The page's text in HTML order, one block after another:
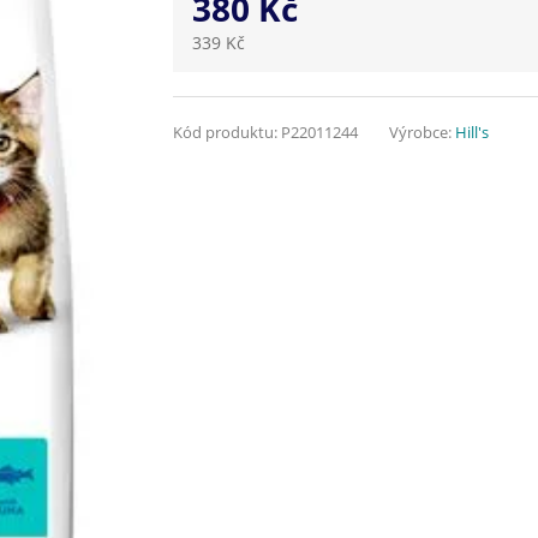
339 Kč
Kód produktu: P22011244 Výrobce: Hill's